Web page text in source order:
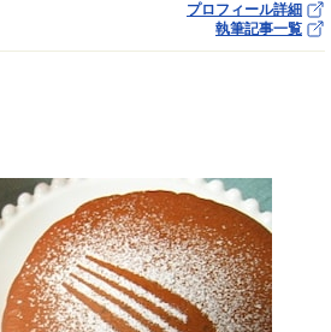
プロフィール詳細
執筆記事一覧